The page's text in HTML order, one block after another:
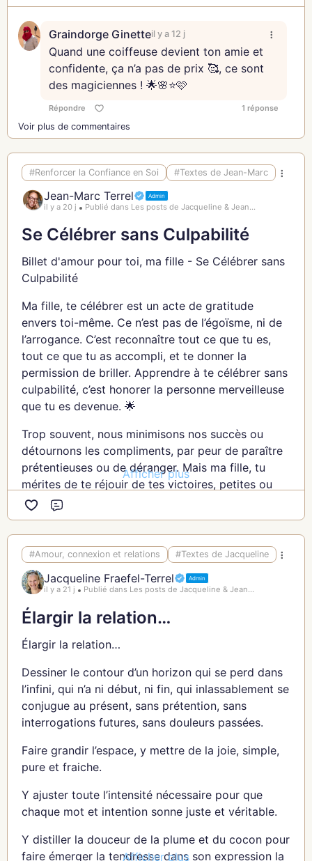
Chaque visite est un rituel, un instant suspendu, où
l’on parle de rêves, de doutes, de chemins
imprévus. Elle connaît mes histoires, mes peines et
mes joies, Anna, c’est l’ombre douce qui veille sur
mais toujours la même, sous ses mains
enchantées.
Et au-delà des cheveux qu’elle fait voler comme
l’écume, c’est une amitié que l’on taille, dans un
salon où tout s’illumine.
Gratitude à elle.
Jacqueline
Graindorge Ginetteil y a 12 j
Quand une coiffeuse devient ton amie et
confidente, ça n’a pas de prix 🥰, ce sont
des magiciennes ! 🌟🌸⭐️🩷
Répondre 1 réponse
Voir plus de commentaires
#Renforcer la Confiance en Soi #Textes de Jean-Marc
Jean-Marc Terrel Admin
il y a 20 j Publié dans Les posts de Jacqueline & Jean...
Se Célébrer sans Culpabilité
Billet d'amour pour toi, ma fille - Se Célébrer sans
Culpabilité
Ma fille, te célébrer est un acte de gratitude
envers toi-même. Ce n’est pas de l’égoïsme, ni de
l’arrogance. C’est reconnaître tout ce que tu es,
tout ce que tu as accompli, et te donner la
permission de briller. Apprendre à te célébrer sans
culpabilité, c’est honorer la personne merveilleuse
que tu es devenue. 🌟
Trop souvent, nous minimisons nos succès ou
détournons les compliments, par peur de paraître
prétentieuses ou de déranger. Mais ma fille, tu
mérites de te réjouir de tes victoires, petites ou
grandes. Elles sont le reflet de ton travail, de ton
courage et de ta résilience. 🌿
Se célébrer, ce n’est pas se comparer aux autres,
mais reconnaître son propre chemin. Ce chemin
est unique, parsemé de défis que toi seule as
traversés. Chaque étape que tu as franchie mérite
d’être honorée, car elle témoigne de ta force
intérieure. 🌷
célébrer. Fais-en un rituel. Chaque soir, demande-
toi : « De quoi suis-je fière aujourd’hui ? » Cela
peut être un moment de douceur offert à
quelqu’un, une tâche accomplie, ou simplement
La célébration n’a pas besoin d’être extravagante.
savourer l’instant, ou un moment de silence pour
ressentir ta gratitude suffisent. Ces petits gestes
renforcent ton lien avec toi-même. 🌸
Afficher plus
#Amour, connexion et relations #Textes de Jacqueline
Jacqueline Fraefel-Terrel Admin
il y a 21 j Publié dans Les posts de Jacqueline & Jean...
Élargir la relation…
Élargir la relation…
Dessiner le contour d’un horizon qui se perd dans
l’infini, qui n’a ni début, ni fin, qui inlassablement se
conjugue au présent, sans prétention, sans
interrogations futures, sans douleurs passées.
Faire grandir l’espace, y mettre de la joie, simple,
pure et fraiche.
Y ajuster toute l’intensité nécessaire pour que
chaque mot et intention sonne juste et véritable.
Y distiller la douceur de la plume et du cocon pour
faire émerger la tendresse dans son expression la
Afficher plus